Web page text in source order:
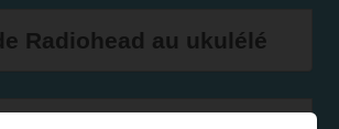
Radiohead au ukulélé